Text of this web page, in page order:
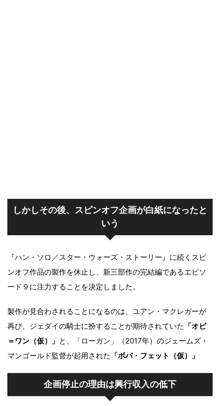
しかしその後、スピンオフ企画が白紙になったと
いう
『ハン・ソロ／スター・ウォーズ・ストーリー』に続くスピ
ンオフ作品の製作を休止し、新三部作の完結編であるエピソ
ード９に注力することを決定しました。
製作が見合わされることになるのは、ユアン・マクレガーが
再び、ジェダイの騎士に扮することが期待されていた 「オビ
＝ワン（仮）」 と、「ローガン」（2017年）のジェームズ・
マンゴールド監督が起用された 「ボバ・フェット（仮）」
企画停止の理由は興行収入の低下